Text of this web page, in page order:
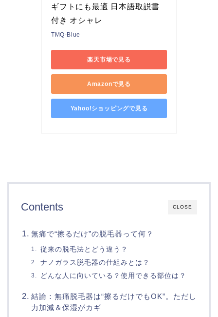
ギフトにも最適 日本語取説書
付き オシャレ
TMQ-Blue
楽天市場で見る
Amazonで見る
Yahoo!ショッピングで見る
CLOSE
Contents
無痛で“擦るだけ”の脱毛器って何？
従来の脱毛法とどう違う？
ナノガラス脱毛器の仕組みとは？
どんな人に向いている？使用できる部位は？
結論：無痛脱毛器は“擦るだけでもOK”。ただし
力加減＆保湿がカギ